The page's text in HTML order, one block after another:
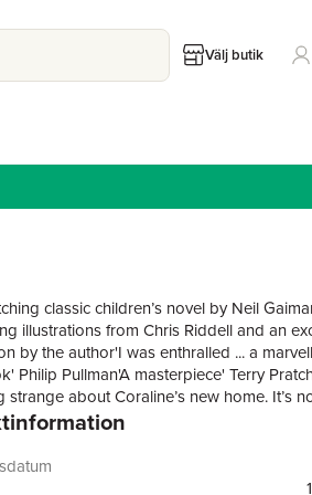
Välj butik
classic children’s novel by Neil
illustrations from Chris Riddell and an
by the author'I was enthralled ... a
Philip Pullman'A masterpiece' Terry
strange about Coraline’s new home. It’s
seems to be watching her, nor the
the other house – the one behind the old
mother and father with